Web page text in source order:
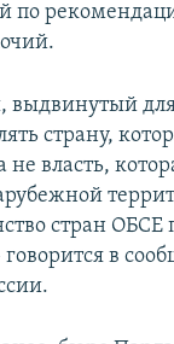
по
выдвинутый
страну,
не власть,
стран ОБСЕ
в